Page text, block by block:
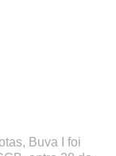
Buva I foi